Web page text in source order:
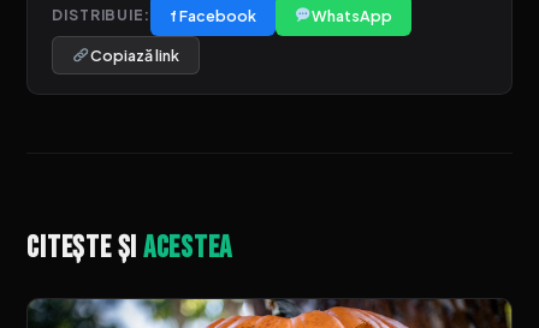
DISTRIBUIE: f Facebook WhatsApp
Copiază link
Citește șiacestea